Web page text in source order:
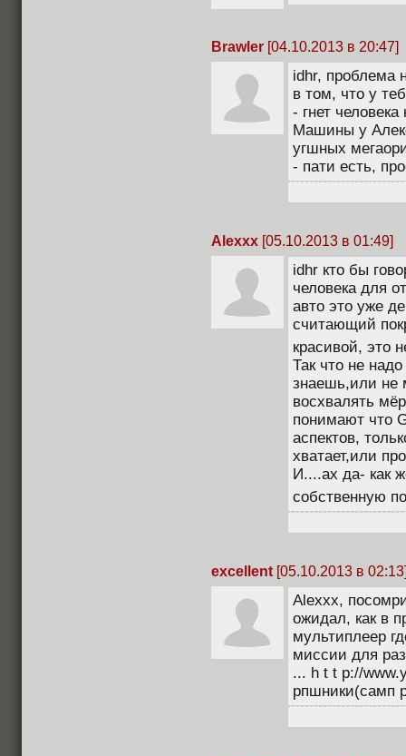
Brawler [04.10.2013 в 20:47]
idhr, проблема
в том, что у
- гнет
Машины у
угшных
- пати есть,
Alexxx [05.10.2013 в 01:49]
idhr кто бы
человека для
авто это уже
считающий
красивой, это
Так что не
знаешь,или не
восхвалять
понимают что
аспектов,
хватает,или
И....ах да- как
собственную
excellent [05.10.2013 в
Alexxx,
ожидал, как в
мультиплеер
миссии для
... h t t p://
рпшники(самп